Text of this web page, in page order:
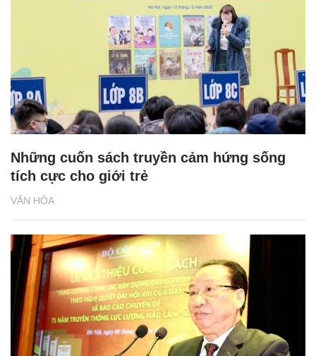
VĂN HÓA
Những cuốn sách truyền cảm hứng sống
tích cực cho giới trẻ